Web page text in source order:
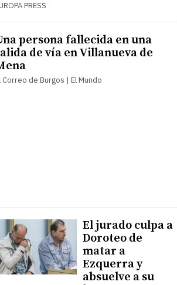
PRESS
persona fallecida en una
de vía en Villanueva de
Correo de Burgos | El Mundo
El jurado culpa a
Doroteo de
matar a
Ezquerra y
absuelve a su